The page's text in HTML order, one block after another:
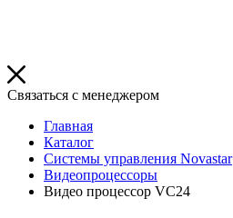
Связаться с менеджером
Главная
Каталог
Системы управления Novastar
Видеопроцессоры
Видео процессор VC24